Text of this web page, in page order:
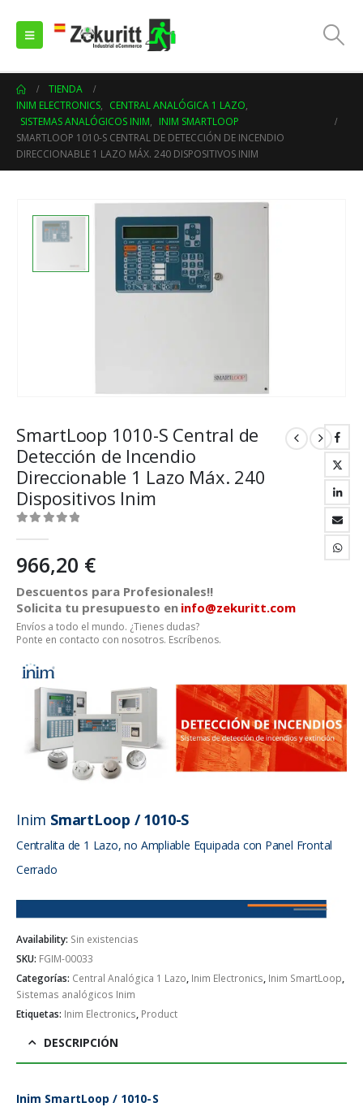
TIENDA
INIM ELECTRONICS, CENTRAL ANALÓGICA 1 LAZO,
SISTEMAS ANALÓGICOS INIM, INIM SMARTLOOP
SMARTLOOP 1010-S CENTRAL DE DETECCIÓN DE INCENDIO
DIRECCIONABLE 1 LAZO MÁX. 240 DISPOSITIVOS INIM
SmartLoop 1010-S Central de
Detección de Incendio
Direccionable 1 Lazo Máx. 240
Dispositivos Inim
966,20 €
Descuentos para Profesionales!!
Solicita tu presupuesto en info@zekuritt.com
Envíos a todo el mundo. ¿Tienes dudas?
Ponte en contacto con nosotros. Escríbenos.
Inim SmartLoop / 1010-S
Centralita de 1 Lazo, no Ampliable Equipada con Panel Frontal
Cerrado
Availability: Sin existencias
SKU: FGIM-00033
Categorías: Central Analógica 1 Lazo, Inim Electronics, Inim SmartLoop,
Sistemas analógicos Inim
Etiquetas: Inim Electronics, Product
DESCRIPCIÓN
Inim SmartLoop / 1010-S